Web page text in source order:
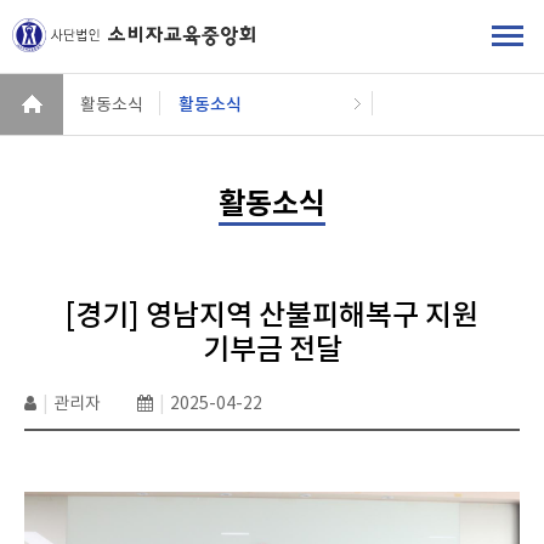
활동소식 활동소식
활동소식
[경기] 영남지역 산불피해복구 지원
기부금 전달
관리자 2025-04-22